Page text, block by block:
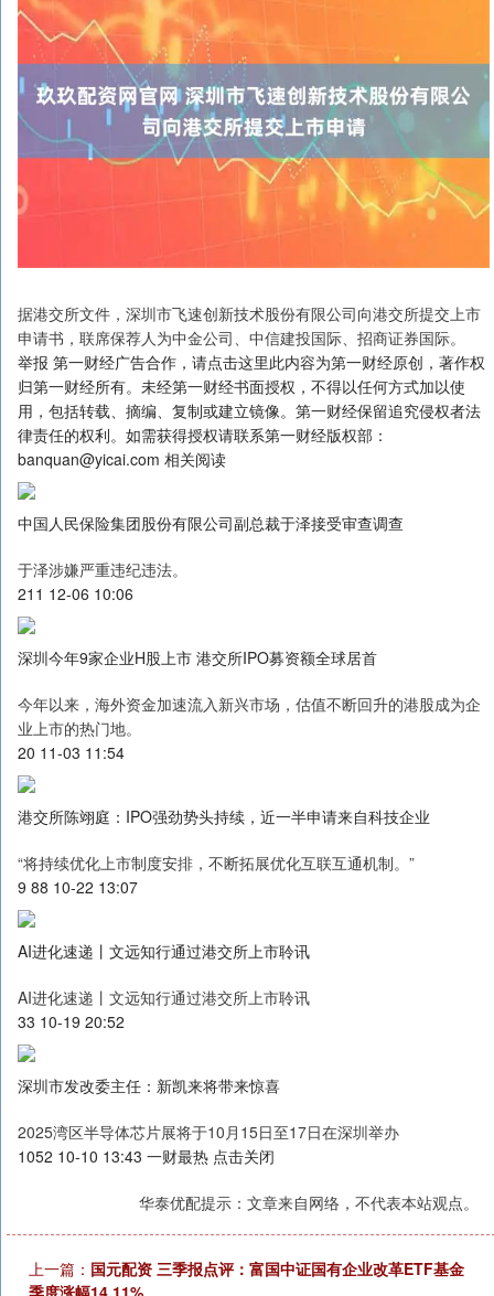
据港交所文件，深圳市飞速创新技术股份有限公司向港交所提交上市
申请书，联席保荐人为中金公司、中信建投国际、招商证券国际。
举报 第一财经广告合作，请点击这里此内容为第一财经原创，著作权
归第一财经所有。未经第一财经书面授权，不得以任何方式加以使
用，包括转载、摘编、复制或建立镜像。第一财经保留追究侵权者法
律责任的权利。如需获得授权请联系第一财经版权部：
banquan@yicai.com 相关阅读
中国人民保险集团股份有限公司副总裁于泽接受审查调查
于泽涉嫌严重违纪违法。
211 12-06 10:06
深圳今年9家企业H股上市 港交所IPO募资额全球居首
今年以来，海外资金加速流入新兴市场，估值不断回升的港股成为企
业上市的热门地。
20 11-03 11:54
港交所陈翊庭：IPO强劲势头持续，近一半申请来自科技企业
“将持续优化上市制度安排，不断拓展优化互联互通机制。”
9 88 10-22 13:07
AI进化速递丨文远知行通过港交所上市聆讯
AI进化速递丨文远知行通过港交所上市聆讯
33 10-19 20:52
深圳市发改委主任：新凯来将带来惊喜
2025湾区半导体芯片展将于10月15日至17日在深圳举办
1052 10-10 13:43 一财最热 点击关闭
华泰优配提示：文章来自网络，不代表本站观点。
上一篇： 国元配资 三季报点评：富国中证国有企业改革ETF基金